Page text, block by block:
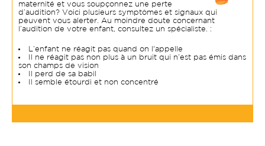
maternité et vous soupçonnez une perte
d’audition? Voici plusieurs symptômes et signaux qui
peuvent vous alerter. Au moindre doute concernant
l’audition de votre enfant, consultez un spécialiste. :
L’enfant ne réagit pas quand on l'appelle
Il ne réagit pas non plus à un bruit qui n’est pas émis dans
son champs de vision
Il perd de sa babil
Il semble étourdi et non concentré